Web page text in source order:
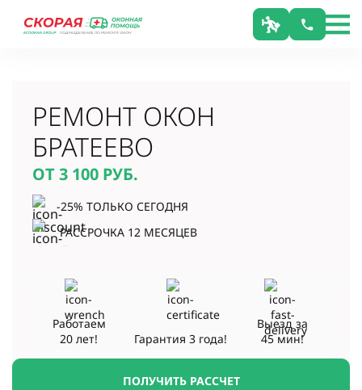
РЕМОНТ ОКОН
БРАТЕЕВО
ОТ 3 100 РУБ.
-25% ТОЛЬКО СЕГОДНЯ
РАССРОЧКА 12 МЕСЯЦЕВ
ПОЛУЧИТЬ РАССЧЕТ
Работаем
20 лет!
Гарантия3 года!
Выезд за
45 мин!